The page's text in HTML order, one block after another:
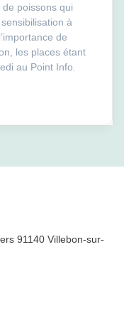
poissons qui
sensibilisation à
de
les places étant
au Point Info.
91140 Villebon-sur-